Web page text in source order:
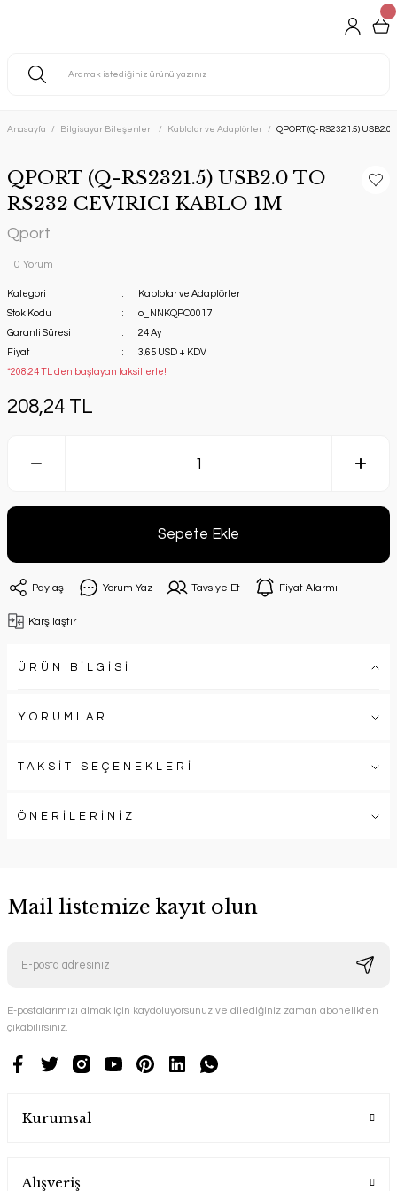
Anasayfa Bilgisayar Bileşenleri Kablolar ve Adaptörler QPORT (Q-RS2321.5) USB2.0
QPORT (Q-RS2321.5) USB2.0 TO
RS232 CEVIRICI KABLO 1M
Qport
0 Yorum
Kategori
Kablolar ve Adaptörler
Stok Kodu
o_NNKQPO0017
Garanti Süresi
24 Ay
Fiyat
3,65 USD + KDV
*208,24 TL den başlayan taksitlerle!
208,24 TL
Sepete Ekle
Paylaş Yorum Yaz Tavsiye Et Fiyat Alarmı
Karşılaştır
ÜRÜN BİLGİSİ
YORUMLAR
TAKSİT SEÇENEKLERİ
ÖNERİLERİNİZ
Mail listemize kayıt olun
E-postalarımızı almak için kaydoluyorsunuz ve dilediğiniz zaman abonelikten
çıkabilirsiniz.
Kurumsal
Alışveriş